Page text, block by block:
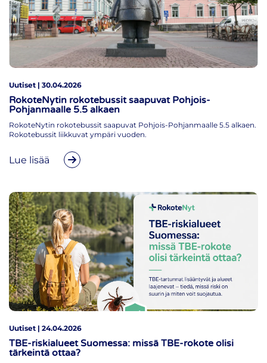
Uutiset | 30.04.2026
RokoteNytin rokotebussit saapuvat Pohjois-
Pohjanmaalle 5.5 alkaen
RokoteNytin rokotebussit saapuvat Pohjois-Pohjanmaalle 5.5 alkaen.
Rokotebussit liikkuvat ympäri vuoden.
Lue lisää
Uutiset | 24.04.2026
TBE-riskialueet Suomessa: missä TBE-rokote olisi
tärkeintä ottaa?